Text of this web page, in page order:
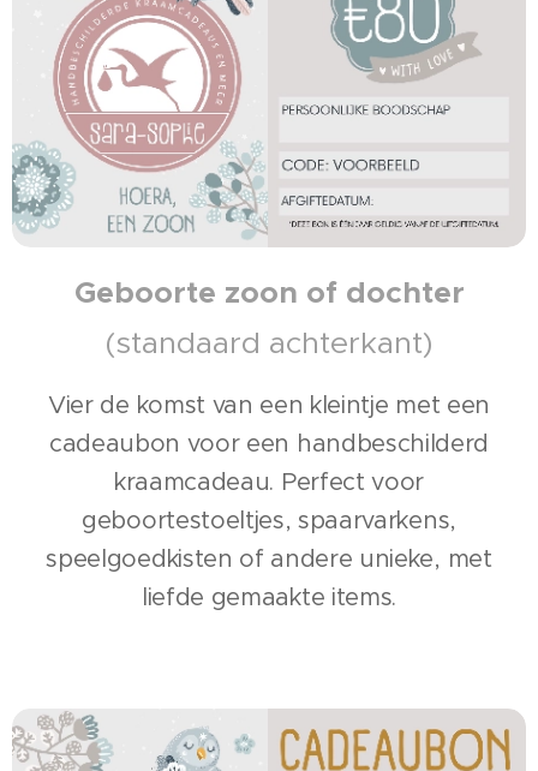
Geboorte zoon of dochter
(standaard achterkant)
Vier de komst van een kleintje met een
cadeaubon voor een handbeschilderd
kraamcadeau. Perfect voor
geboortestoeltjes, spaarvarkens,
speelgoedkisten of andere unieke, met
liefde gemaakte items.